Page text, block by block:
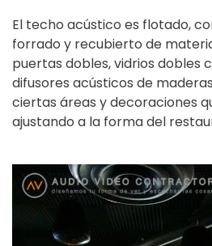
El techo acústico es flotado,
forrado y recubierto de
puertas dobles, vidrios dobles
difusores acústicos de
ciertas áreas y decoraciones
ajustando a la forma del